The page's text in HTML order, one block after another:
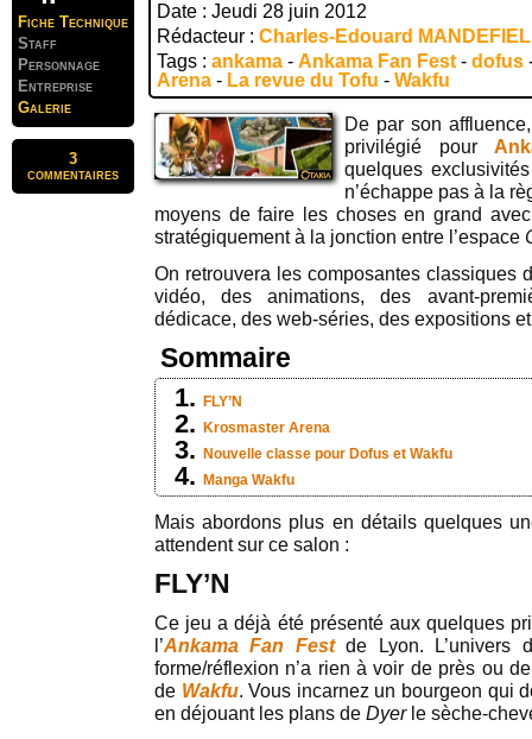
Fiche Technique
Staff
Personnage
Entreprise
Galerie
3
commentaires
Date : Jeudi 28 juin 2012
Rédacteur : Charles-Edouard
Tags : ankama - Ankama Fan Fest - dofus
Arena - La revue du Tofu - Wakfu
De par son
privilégié pour
quelques
n’échappe pas à la
moyens de faire les choses en grand
stratégiquement à la jonction entre l’espace
On retrouvera les composantes classiques
vidéo, des animations, des avant-
dédicace, des web-séries, des expositions
Sommaire
FLY’N
Krosmaster Arena
Nouvelle classe pour Dofus et Wakfu
Manga Wakfu
Mais abordons plus en détails quelques
attendent sur ce salon :
FLY’N
Ce jeu a déjà été présenté aux quelques
l’Ankama Fan Festde Lyon. L’univers
forme/réflexion n’a rien à voir de près ou
de Wakfu. Vous incarnez un bourgeon qui
en déjouant les plans de Dyerle sèche-